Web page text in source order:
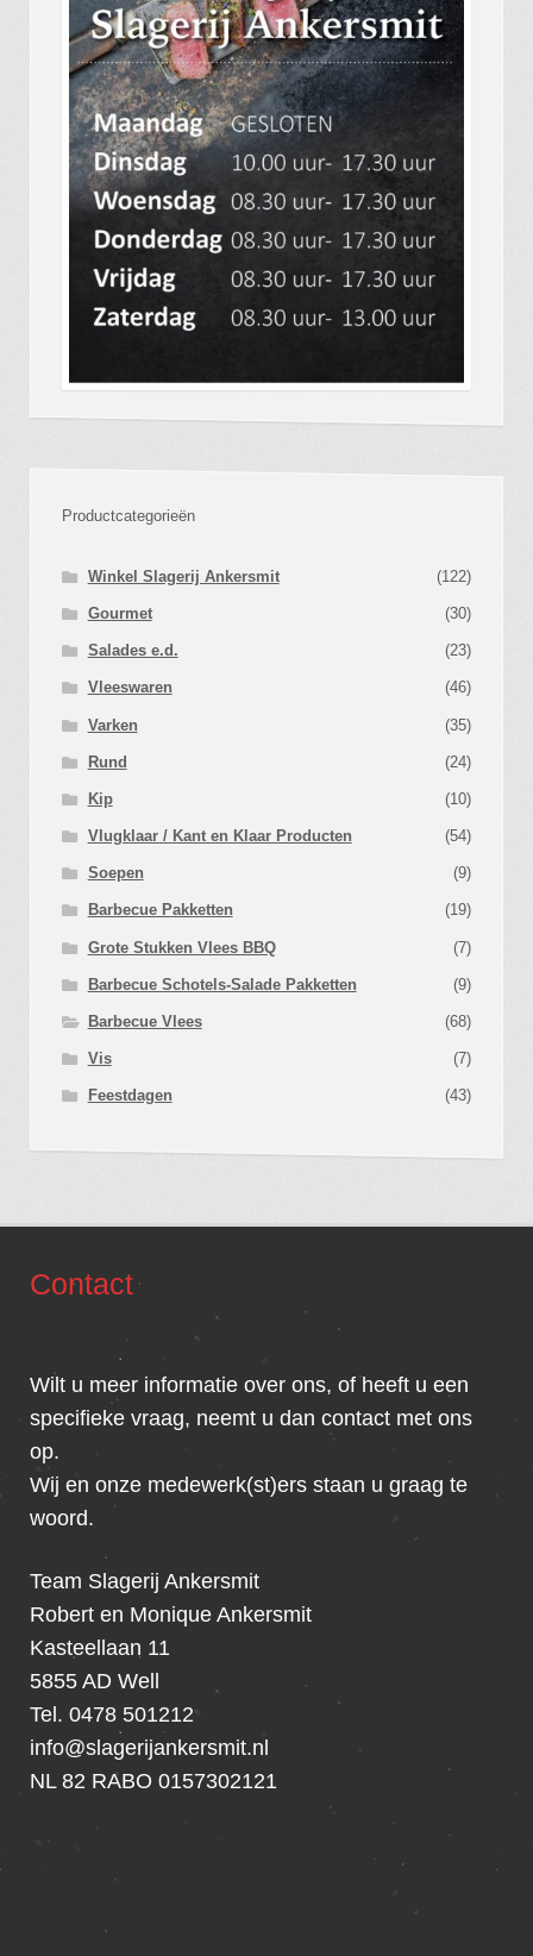
Productcategorieën
Winkel Slagerij Ankersmit (122)
Gourmet (30)
Salades e.d. (23)
Vleeswaren (46)
Varken (35)
Rund (24)
Kip (10)
Vlugklaar / Kant en Klaar Producten (54)
Soepen (9)
Barbecue Pakketten (19)
Grote Stukken Vlees BBQ (7)
Barbecue Schotels-Salade Pakketten (9)
Barbecue Vlees (68)
Vis (7)
Feestdagen (43)
Contact
Wilt u meer informatie over ons, of heeft u een
specifieke vraag, neemt u dan contact met ons
op.
Wij en onze medewerk(st)ers staan u graag te
woord.
Team Slagerij Ankersmit
Robert en Monique Ankersmit
Kasteellaan 11
5855 AD Well
Tel. 0478 501212
info@slagerijankersmit.nl
NL 82 RABO 0157302121